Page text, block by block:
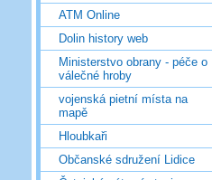
ATM Online
Dolin history web
Ministerstvo obrany - péče o
válečné hroby
vojenská pietní místa na
mapě
Hloubkaři
Občanské sdružení Lidice